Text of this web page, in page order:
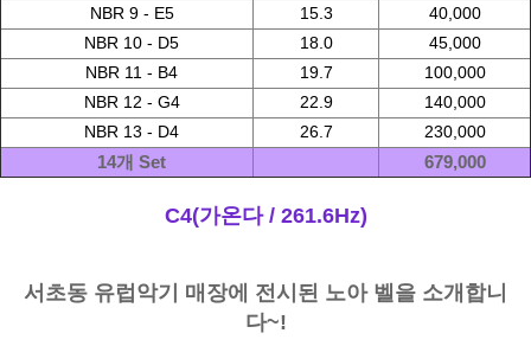
NBR 9 - E5
15.3
40,000
NBR 10 - D5
18.0
45,000
NBR 11 - B4
19.7
100,000
NBR 12 - G4
22.9
140,000
NBR 13 - D4
26.7 230,000
14개 Set 679,000
C4(가온다 / 261.6Hz)
서초동 유럽악기 매장에 전시된 노아 벨을 소개합니
다~!